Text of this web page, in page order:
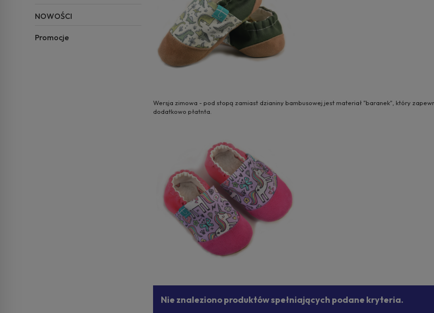
NOWOŚCI
Promocje
Wersja zimowa - pod stopą zamiast dzianiny bambusowej jest materiał "baranek", który
dodatkowo płatnta.
Nie znaleziono produktów spełniających podane kryteria.